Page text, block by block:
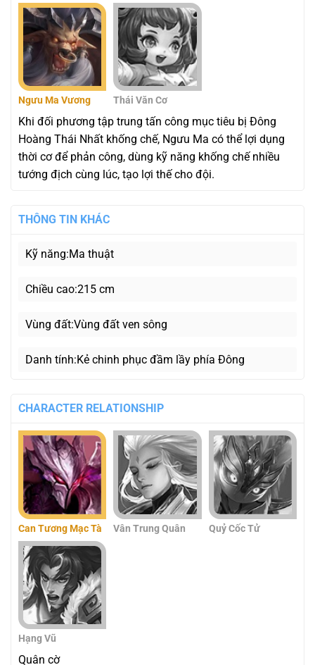
Ngưu Ma Vương Thái Văn Cơ
Khi đối phương tập trung tấn công mục tiêu bị Đông
Hoàng Thái Nhất khống chế, Ngưu Ma có thể lợi dụng
thời cơ để phản công, dùng kỹ năng khống chế nhiều
tướng địch cùng lúc, tạo lợi thế cho đội.
THÔNG TIN KHÁC
Kỹ năng Ma thuật
Chiều cao 215 cm
Vùng đất Vùng đất ven sông
Danh tính Kẻ chinh phục đầm lầy phía Đông
CHARACTER RELATIONSHIP
Can Tương Mạc Tà Vân Trung Quân Quỷ Cốc Tử
Hạng Vũ
Quân cờ